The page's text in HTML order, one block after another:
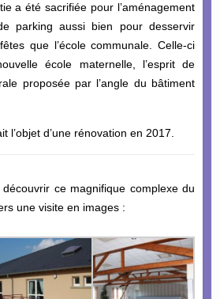
a été sacrifiée pour l’aménagement
parking aussi bien pour desservir
que l’école communale. Celle-ci
école maternelle, l’esprit de
proposée par l’angle du bâtiment
l’objet d’une rénovation en 2017.
ce magnifique complexe du
une visite en images :